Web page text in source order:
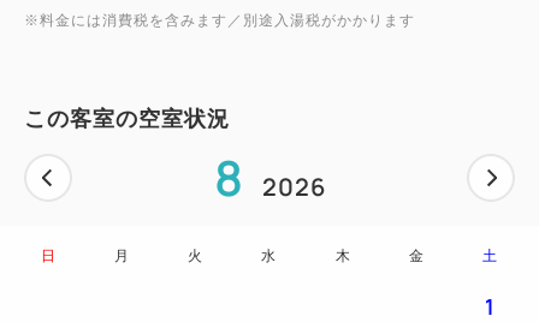
※料金には消費税を含みます／別途入湯税がかかります
この客室の空室状況
8 2026
日 月 火 水 木 金 土
1